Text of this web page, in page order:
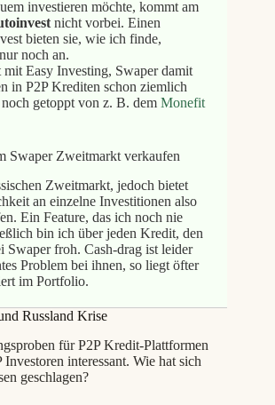
investieren möchte, kommt am
nicht vorbei. Einen
bieten sie, wie ich finde,
noch an.
Easy Investing, Swaper damit
in P2P Krediten schon ziemlich
getoppt von z. B. demMonefit
Swaper Zweitmarkt verkaufen
Zweitmarkt, jedoch bietet
an einzelne Investitionen also
Ein Feature, das ich noch nie
bin ich über jeden Kredit, den
Swaper froh. Cash-drag ist leider
Problem bei ihnen, so liegt öfter
im Portfolio.
Russland Krise
für P2P Kredit-Plattformen
interessant. Wie hat sich
geschlagen?